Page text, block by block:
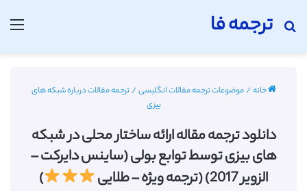
ترجمه فا
جستجو برای
خانه/موضوعات ترجمه مقالات انگلیسی/ترجمه مقالات درباره شبکه های
بیزی
دانلود ترجمه مقاله ارائه ساختار محلی در شبکه
های بیزی توسط توابع بولی (ساینس دایرکت –
الزویر 2017) (ترجمه ویژه – طلایی
)